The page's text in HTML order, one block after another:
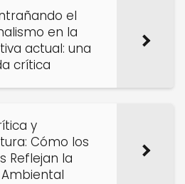
el
en la
actual: una
crítica
y
Cómo los
Reflejan la
Ambiental